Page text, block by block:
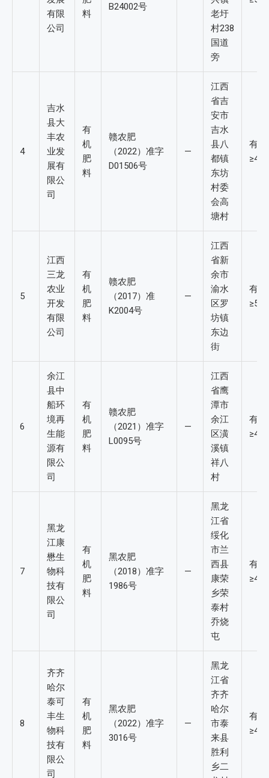
有限
公司
料
B24002号
老圩
村238
国道
旁
4
吉水
县大
丰农
业发
展有
限公
司
有
机
肥
料
赣农肥
（2022）准字
D01506号
—
江西
省吉
安市
吉水
县八
都镇
东坊
村委
会高
塘村
有机
≥4%
5
江西
三龙
农业
开发
有限
公司
有
机
肥
料
赣农肥
（2017）准
K2004号
—
江西
省新
余市
渝水
区罗
坊镇
东边
街
有机
≥5%
6
余江
县中
船环
境再
生能
源有
限公
司
有
机
肥
料
赣农肥
（2021）准字
L0095号
—
江西
省鹰
潭市
余江
区潢
溪镇
祥八
村
有机
≥4%
7
黑龙
江康
懋生
物科
技有
限公
司
有
机
肥
料
黑农肥
（2018）准字
1986号
—
黑龙
江省
绥化
市兰
西县
康荣
乡荣
泰村
乔烧
屯
有机
≥4%
8
齐齐
哈尔
泰可
丰生
物科
技有
限公
司
有
机
肥
料
黑农肥
（2022）准字
3016号
—
黑龙
江省
齐齐
哈尔
市泰
来县
胜利
乡二
有机
≥4%